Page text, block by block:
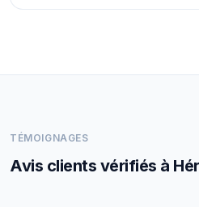
TÉMOIGNAGES
Avis clients vérifiés à